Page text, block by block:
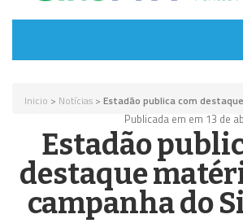
Inicio > Notícias > Estadão publica com
Publicada em em 13 de
Estadão
destaque
campanha do